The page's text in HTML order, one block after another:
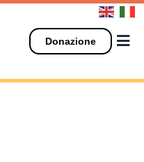
Donazione